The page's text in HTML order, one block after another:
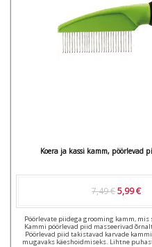
Koera ja kassi kamm, pöörlevad
7,49 €5,99 €
Pöörlevate piidega grooming kamm,
Kammi pöörlevad piid masseerivad
Pöörlevad piid takistavad karvade
mugavaks käeshoidmiseks. Lihtne